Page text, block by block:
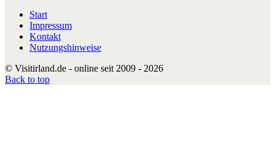
Start
Impressum
Kontakt
Nutzungshinweise
© Visitirland.de - online seit 2009 - 2026
Back to top